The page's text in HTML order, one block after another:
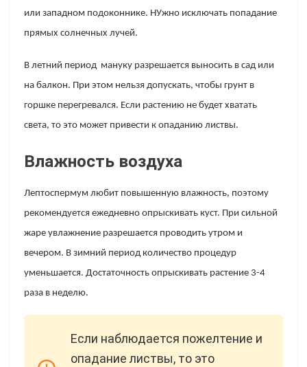
или западном подоконнике. НУжно исключать попадание
прямых солнечных лучей.
В летний период мануку разрешается выносить в сад или
на балкон. При этом нельзя допускать, чтобы грунт в
горшке перегревался. Если растению не будет хватать
света, то это может привести к опаданию листвы.
Влажность воздуха
Лептоспермум любит повышенную влажность, поэтому
рекомендуется ежедневно опрыскивать куст. При сильной
жаре увлажнение разрешается проводить утром и
вечером. В зимний период количество процедур
уменьшается. Достаточность опрыскивать растение 3-4
раза в неделю.
Если наблюдается пожелтение и
опадание листвы, то это